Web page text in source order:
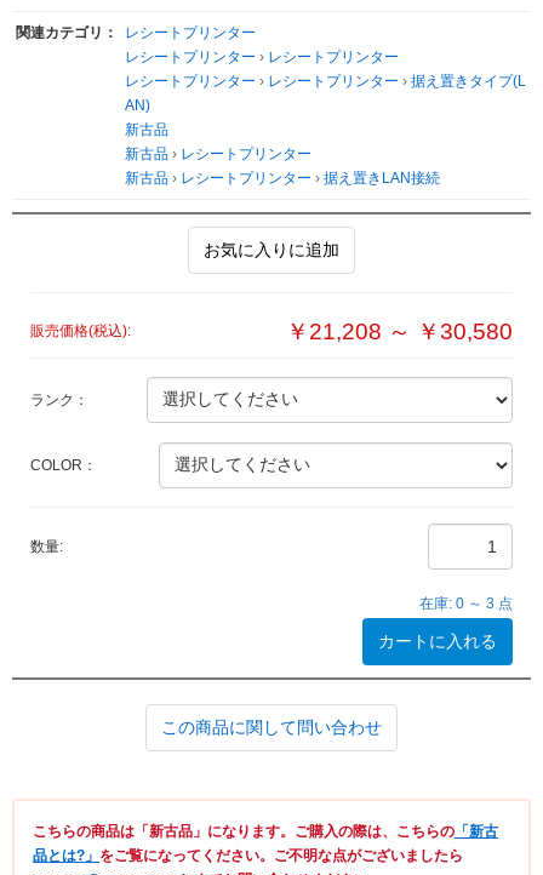
関連カテゴリ：
レシートプリンター
レシートプリンター › レシートプリンター
レシートプリンター › レシートプリンター › 据え置きタイプ(L
AN)
新古品
新古品 › レシートプリンター
新古品 › レシートプリンター › 据え置きLAN接続
お気に入りに追加
販売価格(税込): ￥21,208 ～ ￥30,580
ランク：
COLOR：
数量:
在庫: 0 ～ 3 点
カートに入れる
この商品に関して問い合わせ
こちらの商品は「新古品」になります。ご購入の際は、こちらの 「新古
品とは?」 をご覧になってください。ご不明な点がございましたら